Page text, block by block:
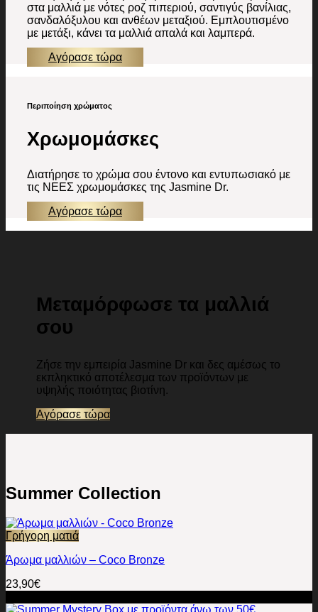
στα μαλλιά με νότες ροζ πιπεριού, σαντιγύς βανίλιας,
σανδαλόξυλου και ανθέων μεταξιού. Εμπλουτισμένο
με μετάξι, κάνει τα μαλλιά απαλά και λαμπερά.
Αγόρασε τώρα
Περιποίηση χρώματος
Χρωμομάσκες
Διατήρησε το χρώμα σου έντονο και εντυπωσιακό με
τις ΝΕΕΣ χρωμομάσκες της Jasmine Dr.
Αγόρασε τώρα
Μεταμόρφωσε τα μαλλιά
σου
Ζήσε την εμπειρία Jasmine Dr και δες αμέσως το
εκπληκτικό αποτέλεσμα των προϊόντων με
υψηλής ποιότητας βιοτίνη.
Αγόρασε τώρα
Summer Collection
Γρήγορη ματιά
Άρωμα μαλλιών – Coco Bronze
23,90€